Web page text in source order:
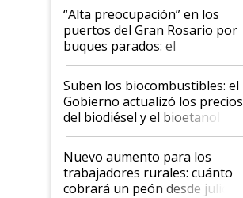
“Alta preocupación” en los
puertos del Gran Rosario por
buques parados: el
funcionamiento de las
exportadoras en tensión tras
la medida de fuerza de los
prácticos
Suben los biocombustibles: el
Gobierno actualizó los precios
del biodiésel y el bioetanol
Nuevo aumento para los
trabajadores rurales: cuánto
cobrará un peón desde julio